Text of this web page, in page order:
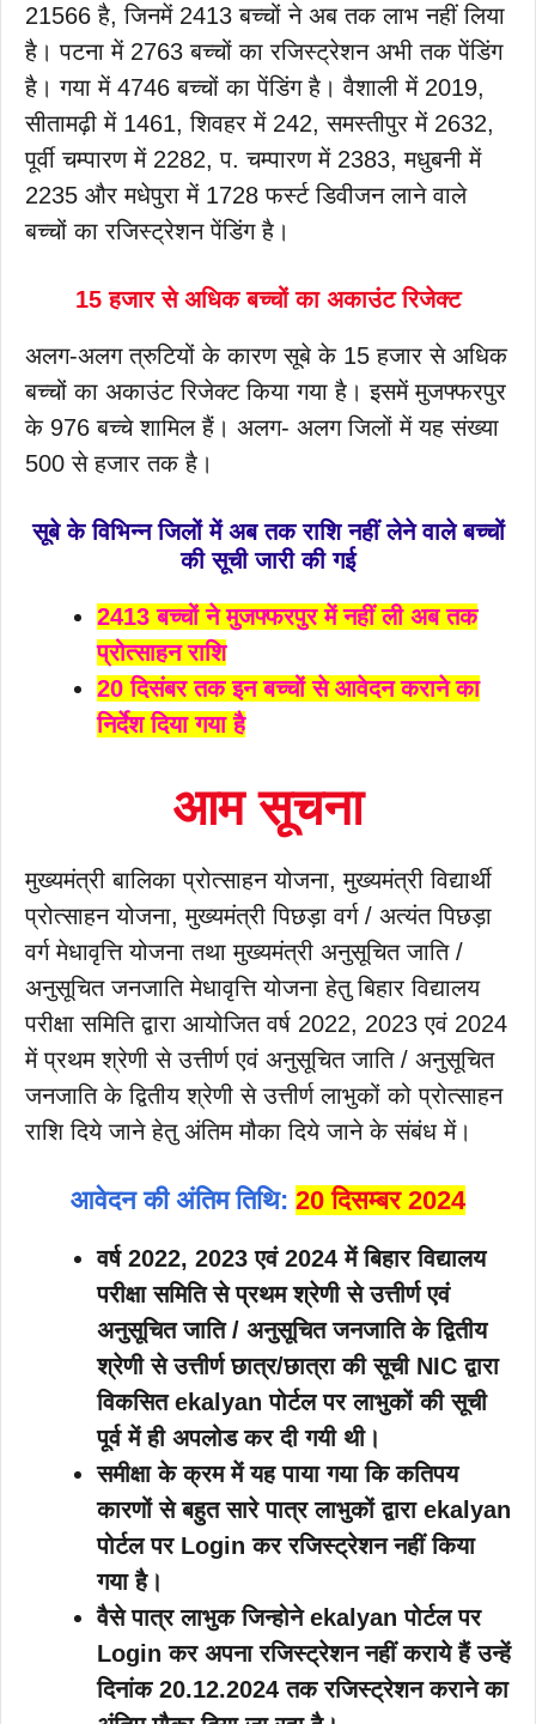
21566 है, जिनमें 2413 बच्चों ने अब तक लाभ नहीं लिया
है। पटना में 2763 बच्चों का रजिस्ट्रेशन अभी तक पेंडिंग
है। गया में 4746 बच्चों का पेंडिंग है। वैशाली में 2019,
सीतामढ़ी में 1461, शिवहर में 242, समस्तीपुर में 2632,
पूर्वी चम्पारण में 2282, प. चम्पारण में 2383, मधुबनी में
2235 और मधेपुरा में 1728 फर्स्ट डिवीजन लाने वाले
बच्चों का रजिस्ट्रेशन पेंडिंग है।
15 हजार से अधिक बच्चों का अकाउंट रिजेक्ट
अलग-अलग त्रुटियों के कारण सूबे के 15 हजार से अधिक
बच्चों का अकाउंट रिजेक्ट किया गया है। इसमें मुजफ्फरपुर
के 976 बच्चे शामिल हैं। अलग- अलग जिलों में यह संख्या
500 से हजार तक है।
सूबे के विभिन्न जिलों में अब तक राशि नहीं लेने वाले बच्चों
की सूची जारी की गई
2413 बच्चों ने मुजफ्फरपुर में नहीं ली अब तक
प्रोत्साहन राशि
20 दिसंबर तक इन बच्चों से आवेदन कराने का
निर्देश दिया गया है
आम सूचना
मुख्यमंत्री बालिका प्रोत्साहन योजना, मुख्यमंत्री विद्यार्थी
प्रोत्साहन योजना, मुख्यमंत्री पिछड़ा वर्ग / अत्यंत पिछड़ा
वर्ग मेधावृत्ति योजना तथा मुख्यमंत्री अनुसूचित जाति /
अनुसूचित जनजाति मेधावृत्ति योजना हेतु बिहार विद्यालय
परीक्षा समिति द्वारा आयोजित वर्ष 2022, 2023 एवं 2024
में प्रथम श्रेणी से उत्तीर्ण एवं अनुसूचित जाति / अनुसूचित
जनजाति के द्वितीय श्रेणी से उत्तीर्ण लाभुकों को प्रोत्साहन
राशि दिये जाने हेतु अंतिम मौका दिये जाने के संबंध में।
आवेदन की अंतिम तिथि: 20 दिसम्बर 2024
वर्ष 2022, 2023 एवं 2024 में बिहार विद्यालय
परीक्षा समिति से प्रथम श्रेणी से उत्तीर्ण एवं
अनुसूचित जाति / अनुसूचित जनजाति के द्वितीय
श्रेणी से उत्तीर्ण छात्र/छात्रा की सूची NIC द्वारा
विकसित ekalyan पोर्टल पर लाभुकों की सूची
पूर्व में ही अपलोड कर दी गयी थी।
समीक्षा के क्रम में यह पाया गया कि कतिपय
कारणों से बहुत सारे पात्र लाभुकों द्वारा ekalyan
पोर्टल पर Login कर रजिस्ट्रेशन नहीं किया
गया है।
वैसे पात्र लाभुक जिन्होने ekalyan पोर्टल पर
Login कर अपना रजिस्ट्रेशन नहीं कराये हैं उन्हें
दिनांक 20.12.2024 तक रजिस्ट्रेशन कराने का